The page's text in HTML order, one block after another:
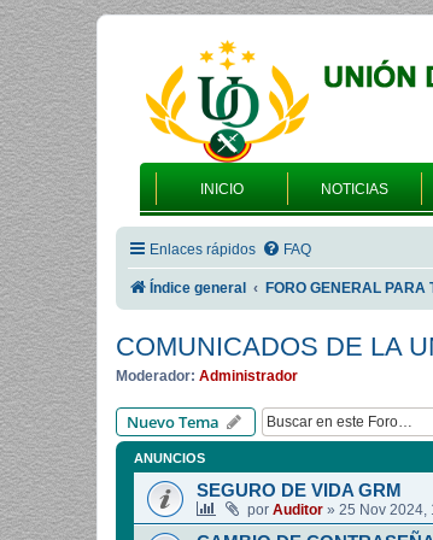
INICIO NOTICIAS
Enlaces rápidos FAQ
Índice general FORO GENERAL PARA
COMUNICADOS DE LA
Moderador: Administrador
Nuevo Tema
ANUNCIOS
SEGURO DE VIDA GRM
por Auditor » 25 Nov 2024,